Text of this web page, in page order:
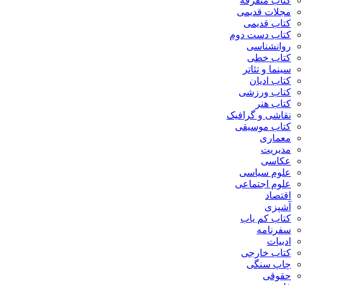
مجلات قدیمی
کتاب قدیمی
کتاب دست دوم
روانشناسی
کتاب خطی
سینما و تئاتر
کتاب ادیان
کتاب ورزشی
کتاب هنر
نقاشی و گرافیک
کتاب موسیقی
معماری
مدیریت
عکاسی
علوم سیاسی
علوم اجتماعی
اقتصاد
آشپزی
کتاب کم یاب
سفرنامه
ادبیات
کتاب خارجی
چاپ سنگی
حقوقی